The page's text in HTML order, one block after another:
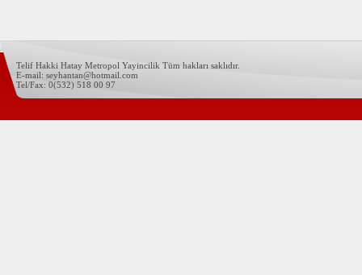
Telif Hakki Hatay Metropol Yayincilik Tüm hakları saklıdır.
E-mail: seyhantan@hotmail.com
Tel/Fax: 0(532) 518 00 97